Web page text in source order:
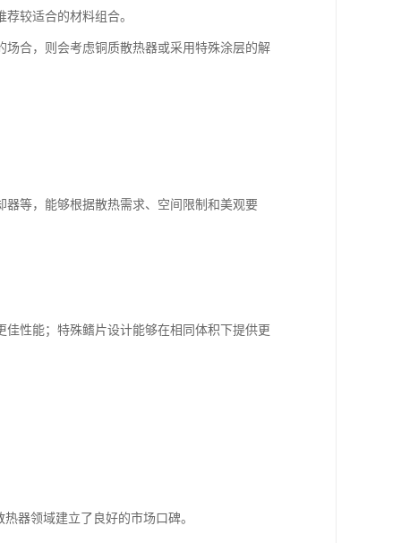
较适合的材料组合。
合，则会考虑铜质散热器或采用特殊涂层的解
等，能够根据散热需求、空间限制和美观要
性能；特殊鳍片设计能够在相同体积下提供更
器领域建立了良好的市场口碑。